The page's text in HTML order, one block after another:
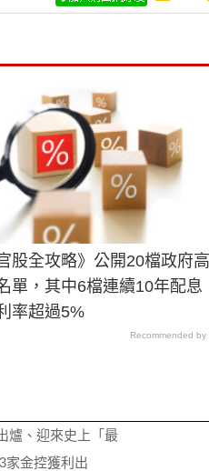
股全攻略》公開20檔政府
單，其中6檔連續10年配息
率超過5%
Recommended by
爐、迎來史上「最
家金控獲利出